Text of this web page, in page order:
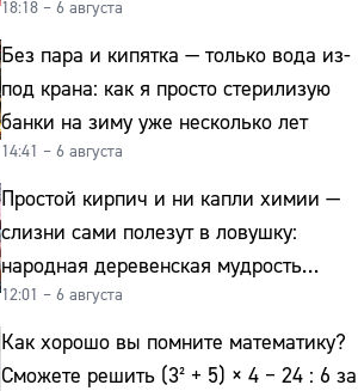
и сверкает как новая
18:18 – 6 августа
Без пара и кипятка — только вода из-
под крана: как я просто стерилизую
банки на зиму уже несколько лет
14:41 – 6 августа
Простой кирпич и ни капли химии —
слизни сами полезут в ловушку:
народная деревенская мудрость
реально работает
12:01 – 6 августа
Как хорошо вы помните математику?
Сможете решить (3² + 5) × 4 − 24 : 6 за